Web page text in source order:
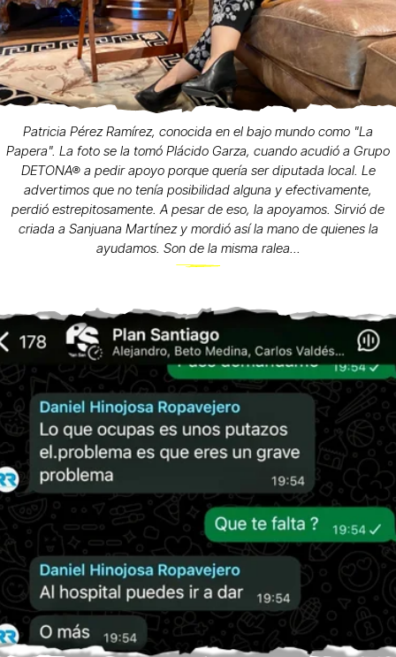
Patricia Pérez Ramírez, conocida en el bajo mundo como "La
Papera". La foto se la tomó Plácido Garza, cuando acudió a Grupo
DETONA® a pedir apoyo porque quería ser diputada local. Le
advertimos que no tenía posibilidad alguna y efectivamente,
perdió estrepitosamente. A pesar de eso, la apoyamos. Sirvió de
criada a Sanjuana Martínez y mordió así la mano de quienes la
ayudamos. Son de la misma ralea...